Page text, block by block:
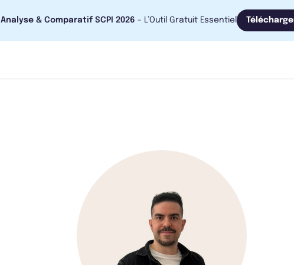
Analyse & Comparatif SCPI 2026 - L’Outil Gratuit Essentiel